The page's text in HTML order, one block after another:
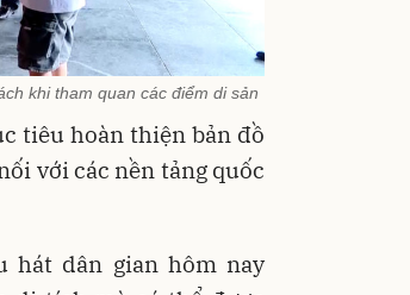
khi tham quan các điểm di sản
tiêu hoàn thiện bản đồ
với các nền tảng quốc
hát dân gian hôm nay